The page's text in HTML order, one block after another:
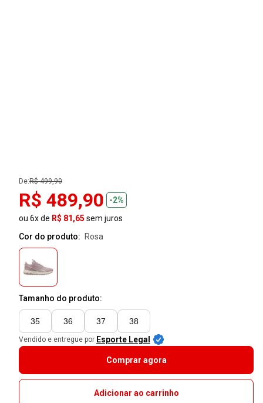
De:R$ 499,90
R$ 489,90
-2%
ou 6x de R$ 81,65 sem juros
Cor do produto:
rosa
Tamanho do produto:
35 36 37 38
Vendido e entregue por Esporte Legal
Comprar agora
Adicionar ao carrinho